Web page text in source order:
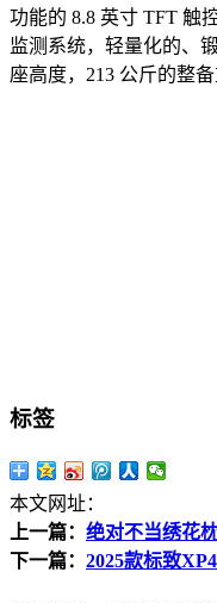
功能的 8.8 英寸 TFT 触
监测系统，轻量化的、
座高度，213 公斤的整
标签
本文网址：
上一篇： 绝对不当绣花
下一篇： 2025款标致